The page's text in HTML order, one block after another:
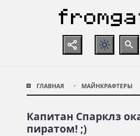
ГЛАВНАЯ МАЙНКРАФТЕРЫ
Капитан Спарклз
пиратом! ;)